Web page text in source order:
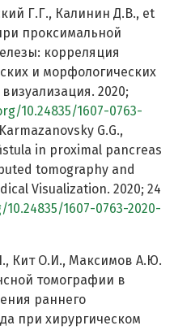
Г.Г., Калинин Д.В., et
проксимальной
корреляция
и морфологических
2020;
10.24835/1607-0763-
G.G.,
in proximal pancreas
tomography and
Visualization. 2020; 24
1607-0763-2020-
Кит О.И., Максимов А.Ю.
томографии в
раннего
при хирургическом